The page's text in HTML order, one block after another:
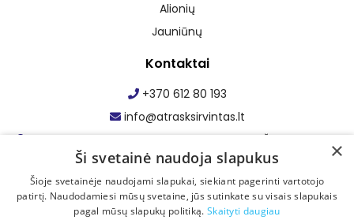
Alionių
Jauniūnų
Kontaktai
+370 612 80 193
info@atrasksirvintas.lt
Maumedžio g. 1, Staškūniškio k., Zibalų sen., Širvintų r. sav.
Facebook: Atrask Širvintas
×
Ši svetainė naudoja slapukus
Šioje svetainėje naudojami slapukai, siekiant pagerinti vartotojo
patirtį. Naudodamiesi mūsų svetaine, jūs sutinkate su visais slapukais
pagal mūsų slapukų politiką. Skaityti daugiau